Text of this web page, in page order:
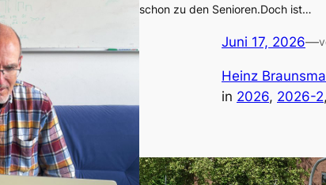
schon zu den Senioren.Doch ist…
Juni 17, 2026—
Heinz
in 2026, 2026-2,